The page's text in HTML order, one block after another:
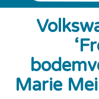
Marie